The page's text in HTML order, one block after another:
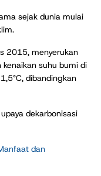
sejak dunia mulai
2015, menyerukan
suhu bumi di
dibandingkan
dekarbonisasi
dan